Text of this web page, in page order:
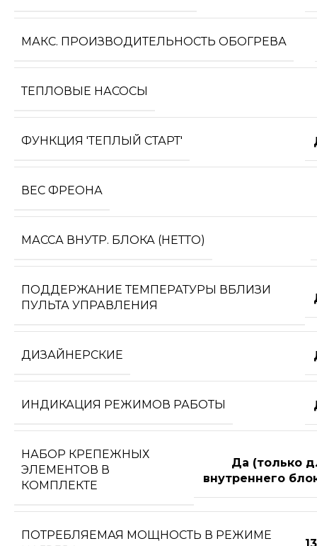
МАКС. ПРОИЗВОДИТЕЛЬНОСТЬ ОБОГРЕВА
ТЕПЛОВЫЕ НАСОСЫ
ФУНКЦИЯ 'ТЕПЛЫЙ СТАРТ'
ВЕС ФРЕОНА
МАССА ВНУТР. БЛОКА (НЕТТО)
ПОДДЕРЖАНИЕ ТЕМПЕРАТУРЫ ВБЛИЗИ
ПУЛЬТА УПРАВЛЕНИЯ
ДИЗАЙНЕРСКИЕ
ИНДИКАЦИЯ РЕЖИМОВ РАБОТЫ
НАБОР КРЕПЕЖНЫХ
ЭЛЕМЕНТОВ В
КОМПЛЕКТЕ
Да (только
внутреннего
ПОТРЕБЛЯЕМАЯ МОЩНОСТЬ В РЕЖИМЕ